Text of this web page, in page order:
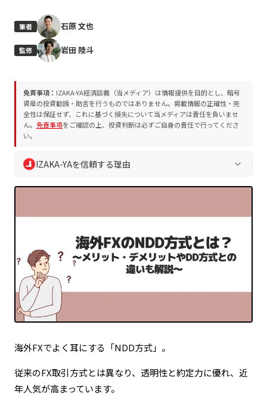
筆者 石原 文也
監修 岩田 陸斗
免責事項： IZAKA-YA経済談義（当メディア）は情報提供を目的とし、暗号
資産の投資勧誘・助言を行うものではありません。掲載情報の正確性・完
全性は保証せず、これに基づく損失について当メディアは責任を負いませ
ん。 免責事項をご確認の上、投資判断は必ずご自身の責任で行ってくださ
い。
IZAKA-YAを信頼する理由 keyboard_arrow_down
業界10年以上の専門チームによる執筆・監修
プロジェクト評価方法に基づく客観的な分析
編集方針
に沿った透明性の高い情報発信
読者の資産保護を最優先とした徹底的なリスク喚起
定期的な情報更新による最新ファクトの維持
海外FXでよく耳にする「NDD方式」。
従来のFX取引方式とは異なり、透明性と約定力に優れ、近
年人気が高まっています。